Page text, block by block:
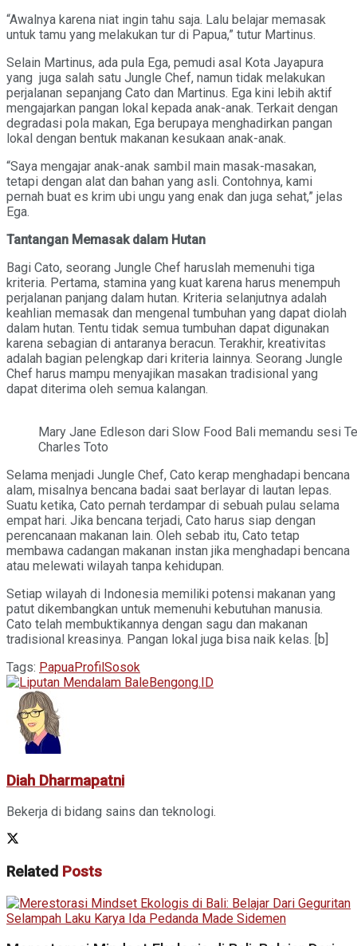
“Awalnya karena niat ingin tahu saja. Lalu belajar memasak
untuk tamu yang melakukan tur di Papua,” tutur Martinus.
Selain Martinus, ada pula Ega, pemudi asal Kota Jayapura
yang juga salah satu Jungle Chef, namun tidak melakukan
perjalanan sepanjang Cato dan Martinus. Ega kini lebih aktif
mengajarkan pangan lokal kepada anak-anak. Terkait dengan
degradasi pola makan, Ega berupaya menghadirkan pangan
lokal dengan bentuk makanan kesukaan anak-anak.
“Saya mengajar anak-anak sambil main masak-masakan,
tetapi dengan alat dan bahan yang asli. Contohnya, kami
pernah buat es krim ubi ungu yang enak dan juga sehat,” jelas
Ega.
Tantangan Memasak dalam Hutan
Bagi Cato, seorang Jungle Chef haruslah memenuhi tiga
kriteria. Pertama, stamina yang kuat karena harus menempuh
perjalanan panjang dalam hutan. Kriteria selanjutnya adalah
keahlian memasak dan mengenal tumbuhan yang dapat diolah
dalam hutan. Tentu tidak semua tumbuhan dapat digunakan
karena sebagian di antaranya beracun. Terakhir, kreativitas
adalah bagian pelengkap dari kriteria lainnya. Seorang Jungle
Chef harus mampu menyajikan masakan tradisional yang
dapat diterima oleh semua kalangan.
Mary Jane Edleson dari Slow Food Bali memandu sesi
Charles Toto
Selama menjadi Jungle Chef, Cato kerap menghadapi bencana
alam, misalnya bencana badai saat berlayar di lautan lepas.
Suatu ketika, Cato pernah terdampar di sebuah pulau selama
empat hari. Jika bencana terjadi, Cato harus siap dengan
perencanaan makanan lain. Oleh sebab itu, Cato tetap
membawa cadangan makanan instan jika menghadapi bencana
atau melewati wilayah tanpa kehidupan.
Setiap wilayah di Indonesia memiliki potensi makanan yang
patut dikembangkan untuk memenuhi kebutuhan manusia.
Cato telah membuktikannya dengan sagu dan makanan
tradisional kreasinya. Pangan lokal juga bisa naik kelas. [b]
Tags: PapuaProfilSosok
Diah Dharmapatni
Bekerja di bidang sains dan teknologi.
Related Posts